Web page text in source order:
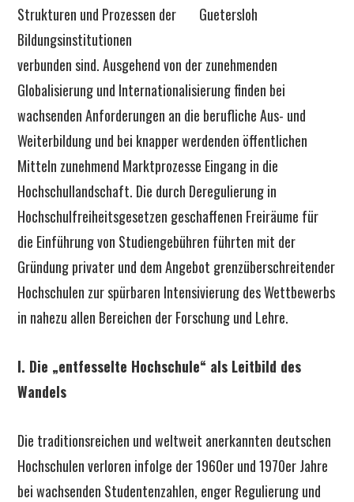
Strukturen und Prozessen der
Bildungsinstitutionen
verbunden sind. Ausgehend von der zunehmenden
Globalisierung und Internationalisierung finden bei
wachsenden Anforderungen an die berufliche Aus- und
Weiterbildung und bei knapper werdenden öffentlichen
Mitteln zunehmend Marktprozesse Eingang in die
Hochschullandschaft. Die durch Deregulierung in
Hochschulfreiheitsgesetzen geschaffenen Freiräume für
die Einführung von Studiengebühren führten mit der
Gründung privater und dem Angebot grenzüberschreitender
Hochschulen zur spürbaren Intensivierung des Wettbewerbs
in nahezu allen Bereichen der Forschung und Lehre.
I. Die „entfesselte Hochschule“ als Leitbild des
Wandels
Die traditionsreichen und weltweit anerkannten deutschen
Hochschulen verloren infolge der 1960er und 1970er Jahre
bei wachsenden Studentenzahlen, enger Regulierung und